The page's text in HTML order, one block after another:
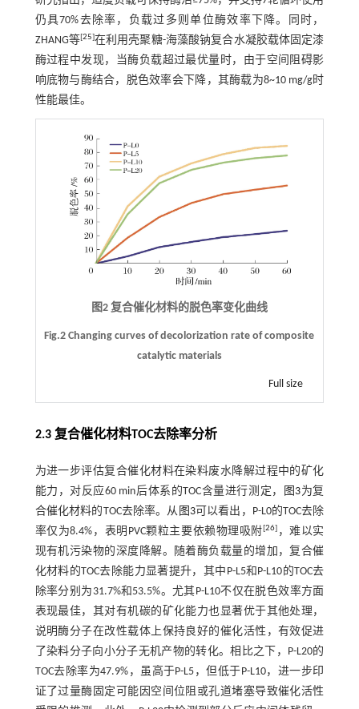
仍具70%去除率，负载过多则单位酶效率下降。同时，
ZHANG等[25]在利用壳聚糖-海藻酸钠复合水凝胶载体固定漆
酶过程中发现，当酶负载超过最优量时，由于空间阻碍影
响底物与酶结合，脱色效率会下降，其酶载为8~10 mg/g时
性能最佳。
图2 复合催化材料的脱色率变化曲线
Fig.2 Changing curves of decolorization rate of composite
catalytic materials
Full size
2.3 复合催化材料TOC去除率分析
为进一步评估复合催化材料在染料废水降解过程中的矿化
能力，对反应60 min后体系的TOC含量进行测定，
图3为复
合催化材料的TOC去除率。从 图3可以看出，P-L0的TOC去除
率仅为8.4%，表明PVC颗粒主要依赖物理吸附[26] ，难以实
现有机污染物的深度降解。随着酶负载量的增加，复合催
化材料的TOC去除能力显著提升，其中P-L5和P-L10的TOC去
除率分别为31.7%和53.5%。尤其P-L10不仅在脱色效率方面
表现最佳，其对有机碳的矿化能力也显著优于其他处理，
说明酶分子在改性载体上保持良好的催化活性，有效促进
了染料分子向小分子无机产物的转化。相比之下，P-L20的
TOC去除率为47.9%，虽高于P-L5，但低于P-L10，进一步印
证了过量酶固定可能因空间位阻或孔道堵塞导致催化活性